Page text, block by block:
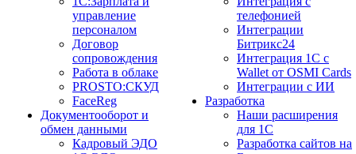
управление
персоналом
Договор
сопровождения
Работа в облаке
PROSTO:СКУД
FaceReg
Документооборот и
обмен данными
Кадровый ЭДО
телефонией
Интеграции
Битрикс24
Интеграция 1С с
Wallet от OSMI Cards
Интеграции с ИИ
Разработка
Наши расширения
для 1С
Разработка сайтов на